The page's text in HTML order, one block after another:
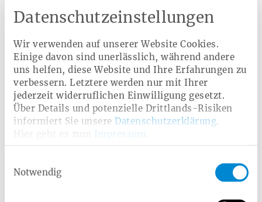
Datenschutzeinstellungen
Wir verwenden auf unserer Website Cookies.
Einige davon sind unerlässlich, während andere
uns helfen, diese Website und Ihre Erfahrungen zu
verbessern. Letztere werden nur mit Ihrer
jederzeit widerruflichen Einwilligung gesetzt.
Über Details und potenzielle Drittlands-Risiken
informiert Sie unsere Datenschutzerklärung.
Impressum
Notwendig
Geburtsvorbereitung
Magen & Darm Männergesundheit
Rückengesundheit